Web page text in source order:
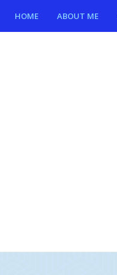
HOME ABOUT ME